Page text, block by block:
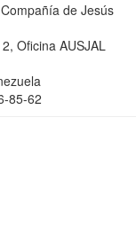
de Jesús
Oficina AUSJAL
85-62